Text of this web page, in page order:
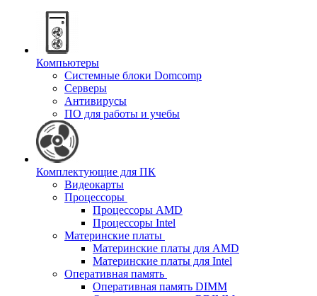
Компьютеры
Системные блоки Domcomp
Серверы
Антивирусы
ПО для работы и учебы
Комплектующие для ПК
Видеокарты
Процессоры
Процессоры AMD
Процессоры Intel
Материнские платы
Материнские платы для AMD
Материнские платы для Intel
Оперативная память
Оперативная память DIMM